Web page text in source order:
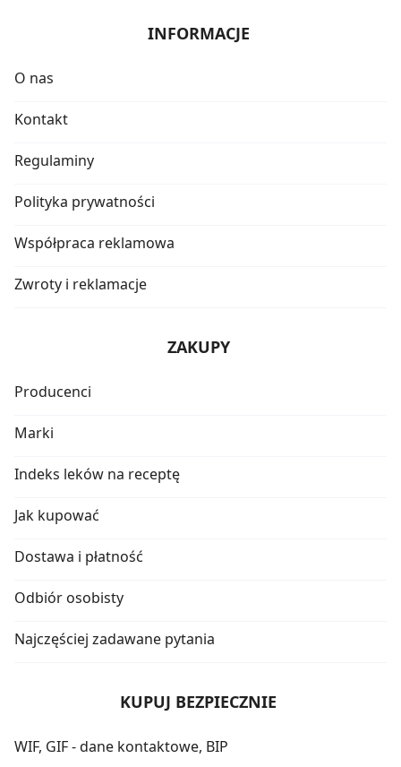
INFORMACJE
O nas
Kontakt
Regulaminy
Polityka prywatności
Współpraca reklamowa
Zwroty i reklamacje
ZAKUPY
Producenci
Marki
Indeks leków na receptę
Jak kupować
Dostawa i płatność
Odbiór osobisty
Najczęściej zadawane pytania
KUPUJ BEZPIECZNIE
WIF, GIF - dane kontaktowe, BIP